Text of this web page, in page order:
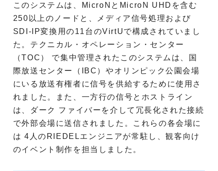
このシステムは、MicroNとMicroN UHDを含む
250以上のノードと、メディア信号処理および
SDI-IP変換用の11台のVirtUで構成されていまし
た。テクニカル・オペレーション・センター
（TOC） で集中管理されたこのシステムは、国
際放送センター（IBC）やオリンピック公園会場
にいる放送有権者に信号を供給するために使用さ
れました。また、一方行の信号とホストライン
は、ダーク ファイバーを介して冗長化された接続
で外部会場に送信されました。これらの各会場に
は 4人のRIEDELエンジニアが常駐し、観客向け
のイベント制作を担当しました。